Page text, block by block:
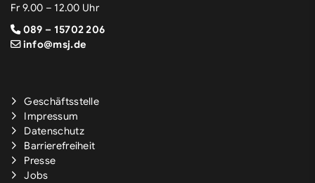
Fr 9.00 – 12.00 Uhr
089 – 15702 206
info@msj.de
Geschäftsstelle
Impressum
Datenschutz
Barrierefreiheit
Presse
Jobs